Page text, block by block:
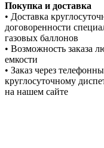
Покупка и доставка
• Доставка
договоренности
газовых баллонов
• Возможность заказа
емкости
• Заказ через
круглосуточному
на нашем сайте